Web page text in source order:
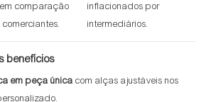
comparação
comerciantes.
inflacionados por
intermediários.
benefícios
em peça única com alças ajustáveis ​​nos